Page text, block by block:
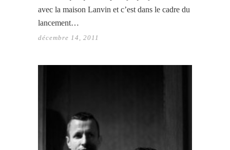
avec la maison Lanvin et c’est dans le cadre du
lancement…
décembre 14, 2011